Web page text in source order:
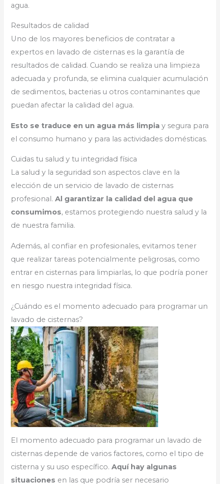
agua.
Resultados de calidad
Uno de los mayores beneficios de contratar a
expertos en lavado de cisternas es la garantía de
resultados de calidad. Cuando se realiza una limpieza
adecuada y profunda, se elimina cualquier acumulación
de sedimentos, bacterias u otros contaminantes que
puedan afectar la calidad del agua.
Esto se traduce en un agua más limpia y segura para
el consumo humano y para las actividades domésticas.
Cuidas tu salud y tu integridad física
La salud y la seguridad son aspectos clave en la
elección de un servicio de lavado de cisternas
profesional.Al garantizar la calidad del agua que
consumimos, estamos protegiendo nuestra salud y la
de nuestra familia.
Además, al confiar en profesionales, evitamos tener
que realizar tareas potencialmente peligrosas, como
entrar en cisternas para limpiarlas, lo que podría poner
en riesgo nuestra integridad física.
¿Cuándo es el momento adecuado para programar un
lavado de cisternas?
El momento adecuado para programar un lavado de
cisternas depende de varios factores, como el tipo de
cisterna y su uso específico.Aquí hay algunas
situaciones en las que podría ser necesario